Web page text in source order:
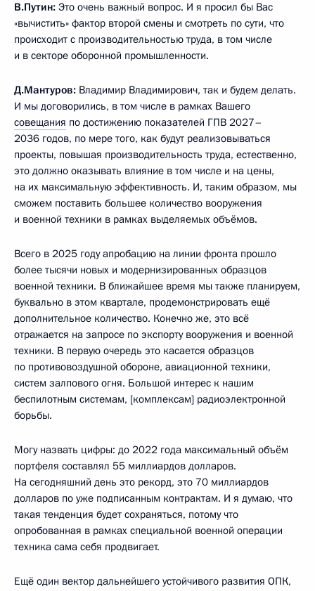
В.Путин: Это очень важный вопрос. И я просил бы Вас
«вычистить» фактор второй смены и смотреть по сути, что
происходит с производительностью труда, в том числе
и в секторе оборонной промышленности.
Д.Мантуров: Владимир Владимирович, так и будем делать.
И мы договорились, в том числе в рамках Вашего
совещания по достижению показателей ГПВ 2027–
2036 годов, по мере того, как будут реализовываться
проекты, повышая производительность труда, естественно,
это должно оказывать влияние в том числе и на цены,
на их максимальную эффективность. И, таким образом, мы
сможем поставить большее количество вооружения
и военной техники в рамках выделяемых объёмов.
Всего в 2025 году апробацию на линии фронта прошло
более тысячи новых и модернизированных образцов
военной техники. В ближайшее время мы также планируем,
буквально в этом квартале, продемонстрировать ещё
дополнительное количество. Конечно же, это всё
отражается на запросе по экспорту вооружения и военной
техники. В первую очередь это касается образцов
по противовоздушной обороне, авиационной техники,
систем залпового огня. Большой интерес к нашим
беспилотным системам, [комплексам] радиоэлектронной
борьбы.
Могу назвать цифры: до 2022 года максимальный объём
портфеля составлял 55 миллиардов долларов.
На сегодняшний день это рекорд, это 70 миллиардов
долларов по уже подписанным контрактам. И я думаю, что
такая тенденция будет сохраняться, потому что
опробованная в рамках специальной военной операции
техника сама себя продвигает.
Ещё один вектор дальнейшего устойчивого развития ОПК,